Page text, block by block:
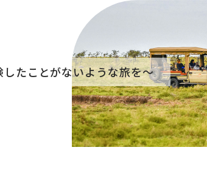
したことがないような旅を〜